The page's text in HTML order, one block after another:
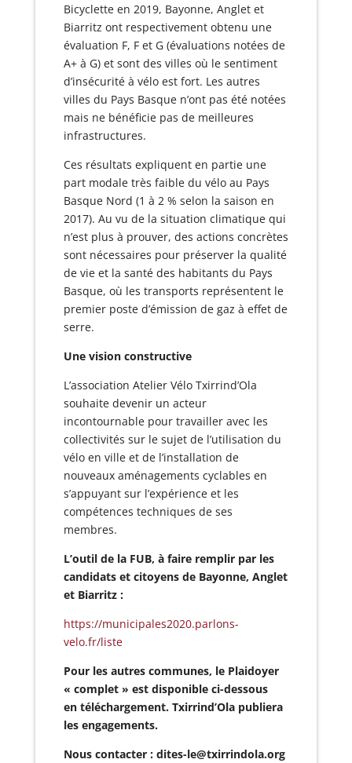
Bicyclette en 2019, Bayonne, Anglet et
Biarritz ont respectivement obtenu une
évaluation F, F et G (évaluations notées de
A+ à G) et sont des villes où le sentiment
d’insécurité à vélo est fort. Les autres
villes du Pays Basque n’ont pas été notées
mais ne bénéficie pas de meilleures
infrastructures.
Ces résultats expliquent en partie une
part modale très faible du vélo au Pays
Basque Nord (1 à 2 % selon la saison en
2017). Au vu de la situation climatique qui
n’est plus à prouver, des actions concrètes
sont nécessaires pour préserver la qualité
de vie et la santé des habitants du Pays
Basque, où les transports représentent le
premier poste d’émission de gaz à effet de
serre.
Une vision constructive
L’association Atelier Vélo Txirrind’Ola
souhaite devenir un acteur
incontournable pour travailler avec les
collectivités sur le sujet de l’utilisation du
vélo en ville et de l’installation de
nouveaux aménagements cyclables en
s’appuyant sur l’expérience et les
compétences techniques de ses
membres.
L’outil de la FUB, à faire remplir par les
candidats et citoyens de Bayonne, Anglet
et Biarritz :
https://municipales2020.parlons-
velo.fr/liste
Pour les autres communes, le Plaidoyer
« complet » est disponible ci-dessous
en téléchargement. Txirrind’Ola publiera
les engagements.
Nous contacter : dites-le@txirrindola.org